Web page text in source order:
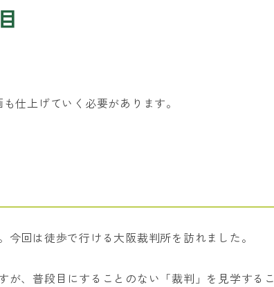
仕上げていく必要があります。
回は徒歩で行ける大阪裁判所を訪れました。
、普段目にすることのない「裁判」を見学するこ